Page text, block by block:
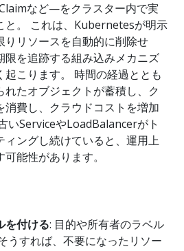
など—をクラスター内で実
と。 これは、Kubernetesが明示
りリソースを自動的に削除せ
限を追跡する組み込みメカニズ
起こります。 時間の経過ととも
れたオブジェクトが蓄積し、ク
消費し、クラウドコストを増加
いServiceやLoadBalancerがト
ィングし続けていると、運用上
能性があります。
を付ける: 目的や所有者のラベル
うすれば、不要になったリソー